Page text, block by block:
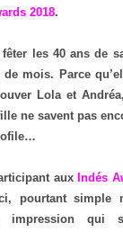
2018.
les 40 ans de
mois. Parce
Lola et
ne savent pas
aux Indés
pourtant simple
impression qui